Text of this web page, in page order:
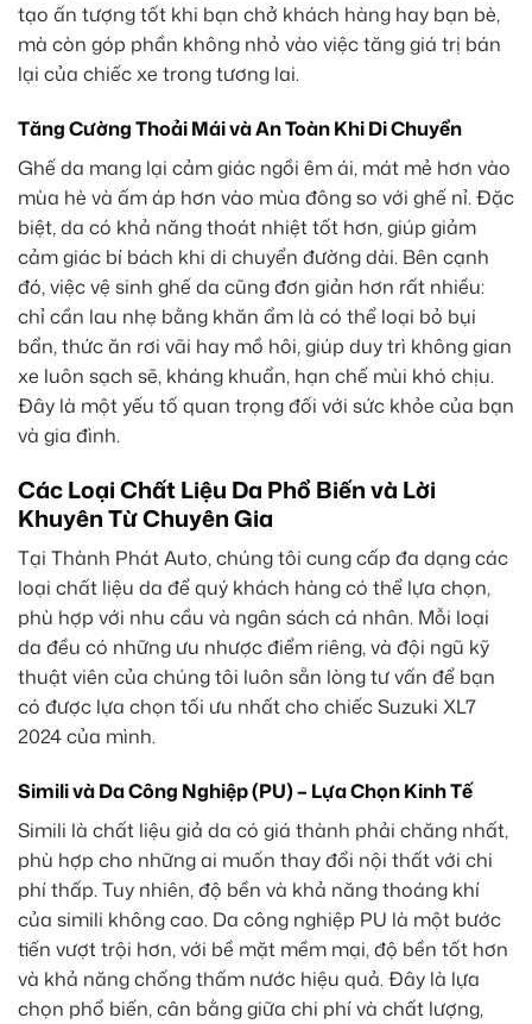
tạo ấn tượng tốt khi bạn chở khách hàng hay bạn bè,
mà còn góp phần không nhỏ vào việc tăng giá trị bán
lại của chiếc xe trong tương lai.
Tăng Cường Thoải Mái và An Toàn Khi Di Chuyển
Ghế da mang lại cảm giác ngồi êm ái, mát mẻ hơn vào
mùa hè và ấm áp hơn vào mùa đông so với ghế nỉ. Đặc
biệt, da có khả năng thoát nhiệt tốt hơn, giúp giảm
cảm giác bí bách khi di chuyển đường dài. Bên cạnh
đó, việc vệ sinh ghế da cũng đơn giản hơn rất nhiều:
chỉ cần lau nhẹ bằng khăn ẩm là có thể loại bỏ bụi
bẩn, thức ăn rơi vãi hay mồ hôi, giúp duy trì không gian
xe luôn sạch sẽ, kháng khuẩn, hạn chế mùi khó chịu.
Đây là một yếu tố quan trọng đối với sức khỏe của bạn
và gia đình.
Các Loại Chất Liệu Da Phổ Biến và Lời
Khuyên Từ Chuyên Gia
Tại Thành Phát Auto, chúng tôi cung cấp đa dạng các
loại chất liệu da để quý khách hàng có thể lựa chọn,
phù hợp với nhu cầu và ngân sách cá nhân. Mỗi loại
da đều có những ưu nhược điểm riêng, và đội ngũ kỹ
thuật viên của chúng tôi luôn sẵn lòng tư vấn để bạn
có được lựa chọn tối ưu nhất cho chiếc Suzuki XL7
2024 của mình.
Simili và Da Công Nghiệp (PU) – Lựa Chọn Kinh Tế
Simili là chất liệu giả da có giá thành phải chăng nhất,
phù hợp cho những ai muốn thay đổi nội thất với chi
phí thấp. Tuy nhiên, độ bền và khả năng thoáng khí
của simili không cao. Da công nghiệp PU là một bước
tiến vượt trội hơn, với bề mặt mềm mại, độ bền tốt hơn
và khả năng chống thấm nước hiệu quả. Đây là lựa
chọn phổ biến, cân bằng giữa chi phí và chất lượng,